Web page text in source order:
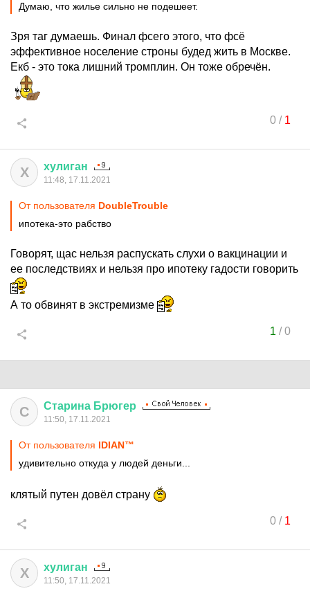
Думаю, что жилье сильно не подешеет.
Зря таг думаешь. Финал фсего этого, что фсё
эффективное носеление строны будед жить в Москве.
Екб - это тока лишний тромплин. Он тоже обречён.
0/ 1
Х хулиган
11:48, 17.11.2021
От пользователя DoubleTrouble
ипотека-это рабство
Говорят, щас нельзя распускать слухи о вакцинации и
ее последствиях и нельзя про ипотеку гадости говорить
А то обвинят в экстремизме
1 /0
С Старина Брюгер
11:50, 17.11.2021
От пользователя IDIАN™
удивительно откуда у людей деньги...
клятый путен довёл страну
0/ 1
Х хулиган
11:50, 17.11.2021